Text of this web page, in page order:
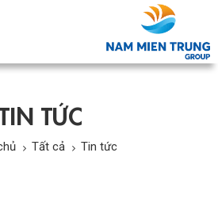
TỨC
Tất cả Tin tức